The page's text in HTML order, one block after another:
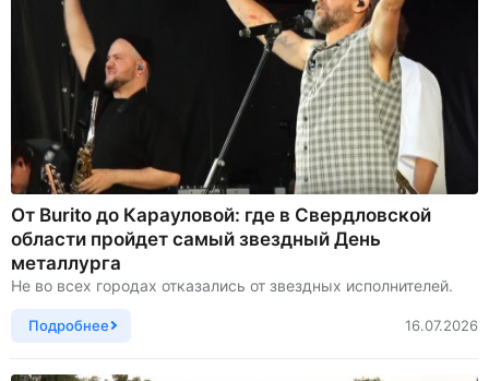
От Burito до Карауловой: где в Свердловской
области пройдет самый звездный День
металлурга
Не во всех городах отказались от звездных исполнителей.
Подробнее 16.07.2026